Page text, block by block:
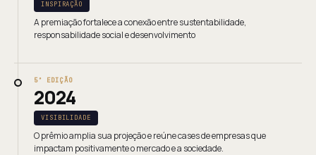
INSPIRAÇÃO
A premiação fortalece a conexão entre sustentabilidade,
responsabilidade social e desenvolvimento
5ª EDIÇÃO
2024
VISIBILIDADE
O prêmio amplia sua projeção e reúne cases de empresas que
impactam positivamente o mercado e a sociedade.